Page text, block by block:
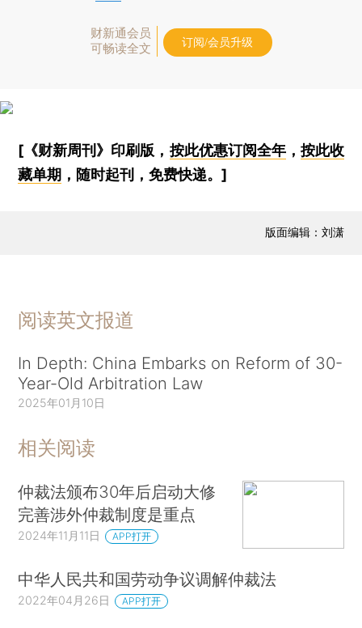
财新通会员
可畅读全文
订阅/会员升级
[《财新周刊》印刷版， 按此优惠订阅全年， 按此收
藏单期 ，随时起刊，免费快递。]
版面编辑：刘潇
阅读英文报道
In Depth: China Embarks on Reform of 30-
Year-Old Arbitration Law
2025年01月10日
相关阅读
仲裁法颁布30年后启动大修
完善涉外仲裁制度是重点
2024年11月11日 APP打开
中华人民共和国劳动争议调解仲裁法
2022年04月26日 APP打开